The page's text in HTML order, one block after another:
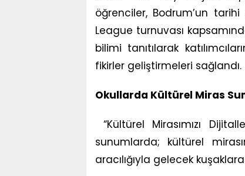
öğrenciler, Bodrum’un
League turnuvası
bilimi tanıtılarak
fikirler geliştirmeleri sağlandı.
Okullarda Kültürel Miras
“Kültürel Mirasımızı
sunumlarda; kültürel
aracılığıyla gelecek